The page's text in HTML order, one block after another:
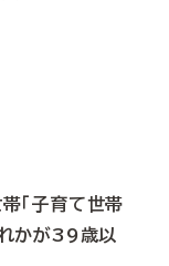
「子育て世帯
れかが39歳以